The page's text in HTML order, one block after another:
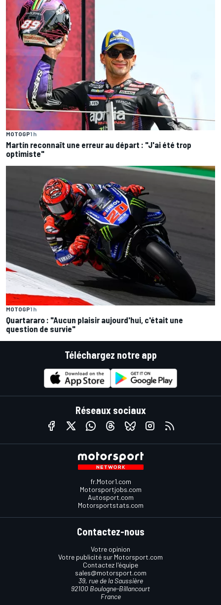
MOTOGP1 h
Martín reconnaît une erreur au départ : "J'ai été trop
optimiste"
MOTOGP1 h
Quartararo : "Aucun plaisir aujourd'hui, c'était une
question de survie"
Téléchargez notre app
Réseaux sociaux
fr.Motor1.com
Motorsportjobs.com
Autosport.com
Motorsportstats.com
Contactez-nous
Votre opinion
Votre publicité sur Motorsport.com
Contactez l'équipe
sales@motorsport.com
39, rue de la Saussière
92100 Boulogne-Billancourt
France